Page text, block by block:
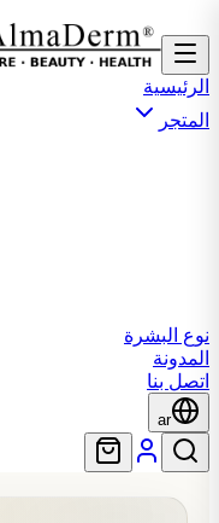
الرئيسية
المتجر
نوع البشرة
المدونة
اتصل بنا
ar